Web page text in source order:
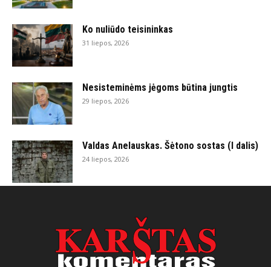
Ko nuliūdo teisininkas
31 liepos, 2026
Nesisteminėms jėgoms būtina jungtis
29 liepos, 2026
Valdas Anelauskas. Šėtono sostas (I dalis)
24 liepos, 2026